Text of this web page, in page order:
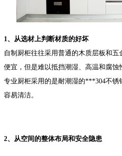
1、从选材上判断材质的好坏
自制厨柜往往采用普通的木质层板和
便宜，但是难以抵挡潮湿、高温和腐蚀
专业厨柜采用的是耐潮湿的***304不锈
容易清洁。
2、从空间的整体布局和安全隐患